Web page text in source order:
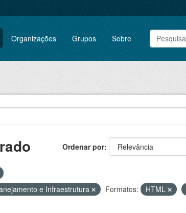
Organizações Grupos Sobre
Ordenar por
e Infraestrutura Formatos: HTML